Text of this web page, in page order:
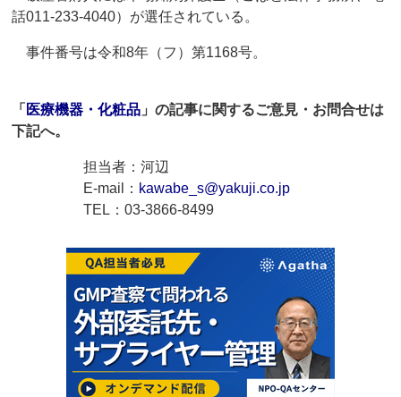
話011-233-4040）が選任されている。
事件番号は令和8年（フ）第1168号。
「 医療機器・化粧品 」の記事に関するご意見・お問合せは
下記へ。
担当者：河辺
E-mail： kawabe_s@yakuji.co.jp
TEL：03-3866-8499